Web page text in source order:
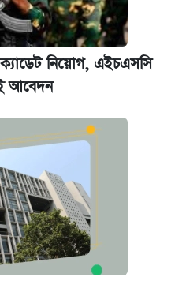
ক্যাডেট নিয়োগ, এইচএসসি
আবেদন